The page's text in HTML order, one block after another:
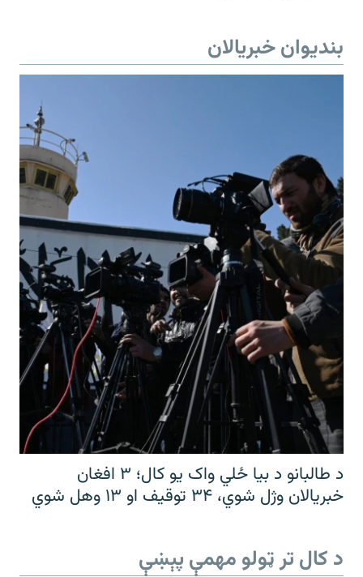
بندیوان خبریالان
د طالبانو د بیا ځلي واک یو کال؛ ۳ افغان
خبریالان وژل شوي، ۳۴ توقیف او ۱۳ وهل شوي
د کال تر ټولو مهمې پېښې